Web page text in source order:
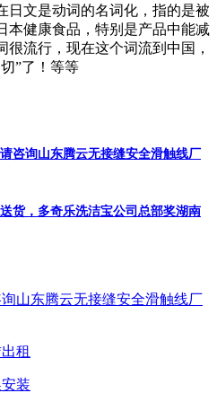
日文是动词的名词化，指的是被
本健康食品，特别是产品中能减
流行，现在这个词流到中国，
”了！等等
咨询山东腾云无接缝安全滑触线厂
货，多奇乐洗洁宝公司总部奖湖南
山东腾云无接缝安全滑触线厂
租
装